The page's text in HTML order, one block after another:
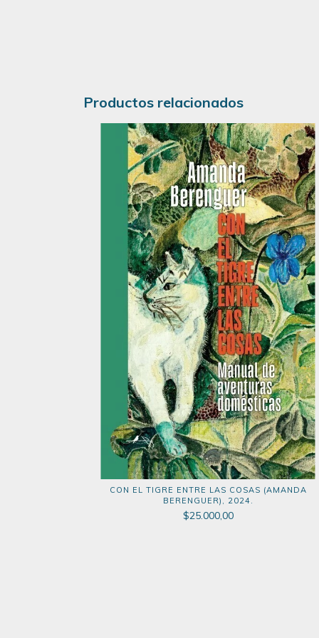
Productos relacionados
CON EL TIGRE ENTRE LAS COSAS (AMANDA
BERENGUER), 2024.
$25.000,00